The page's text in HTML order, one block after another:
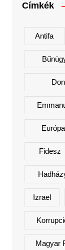
Címkék
Antifa
Fidesz
Izrael
Magyar